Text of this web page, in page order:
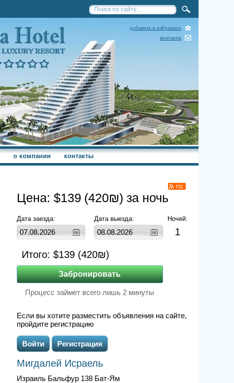
добавить в избранное
контакты
о компании контакты
Цена: $139 (420₪) за ночь
Дата заезда: Дата выезда: Ночей:
1
Итого: $139 (420₪)
Процесс займет всего лишь 2 минуты
Если вы хотите разместить объявления на сайте,
пройдите регистрацию
Войти Регистрация
Мигдалей Исраель
Израиль Бальфур 138 Бат-Ям